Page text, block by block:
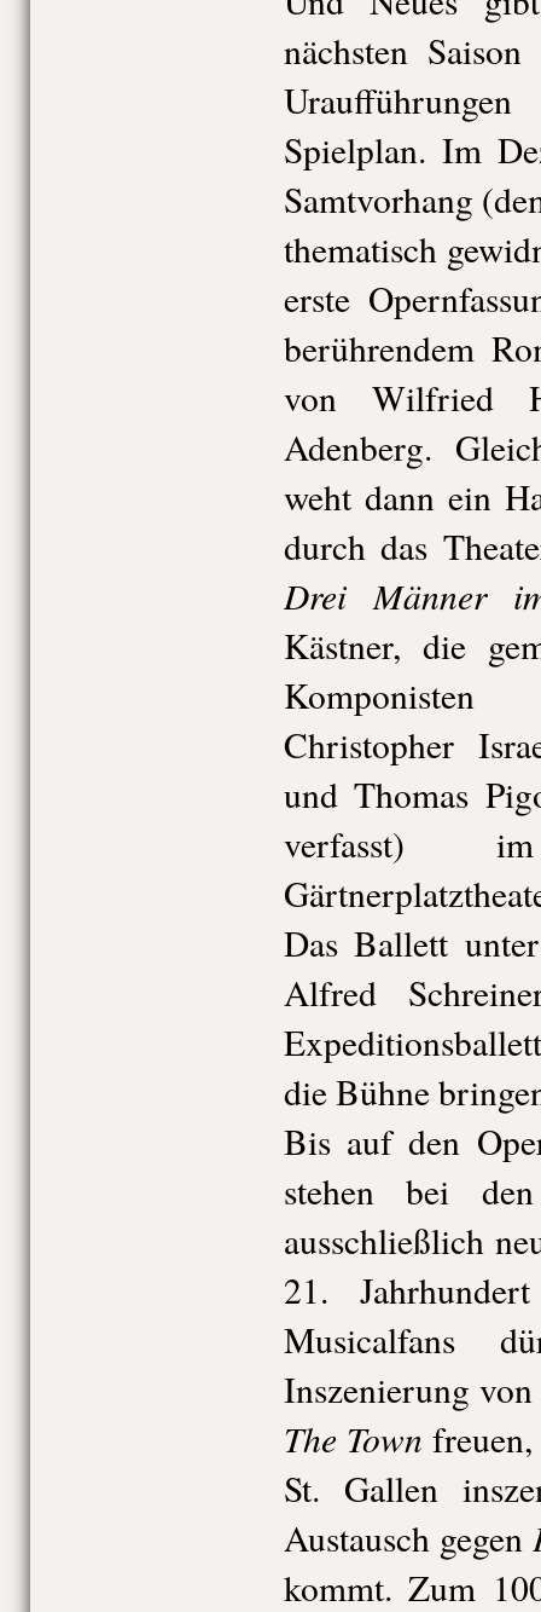
nächsten
Spielplan. Im
Samtvorhang
thematisch
erste
berührendem
von Wilfried
Adenberg.
weht dann ein
durch das
Drei Männer
Kästner, die
Christopher
und Thomas
verfasst)
Das Ballett
Alfred
die Bühne
Bis auf den
stehen bei
ausschließlich
21.
Musicalfans
Inszenierung
The Town
St. Gallen
Austausch gegen
kommt. Zum